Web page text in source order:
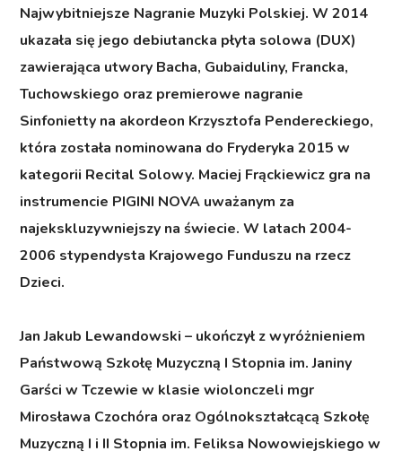
Najwybitniejsze Nagranie Muzyki Polskiej. W 2014
ukazała się jego debiutancka płyta solowa (DUX)
zawierająca utwory Bacha, Gubaiduliny, Francka,
Tuchowskiego oraz premierowe nagranie
Sinfonietty na akordeon Krzysztofa Pendereckiego,
która została nominowana do Fryderyka 2015 w
kategorii Recital Solowy. Maciej Frąckiewicz gra na
instrumencie PIGINI NOVA uważanym za
najekskluzywniejszy na świecie. W latach 2004-
2006 stypendysta Krajowego Funduszu na rzecz
Dzieci.
Jan Jakub Lewandowski – ukończył z wyróżnieniem
Państwową Szkołę Muzyczną I Stopnia im. Janiny
Garści w Tczewie w klasie wiolonczeli mgr
Mirosława Czochóra oraz Ogólnokształcącą Szkołę
Muzyczną I i II Stopnia im. Feliksa Nowowiejskiego w